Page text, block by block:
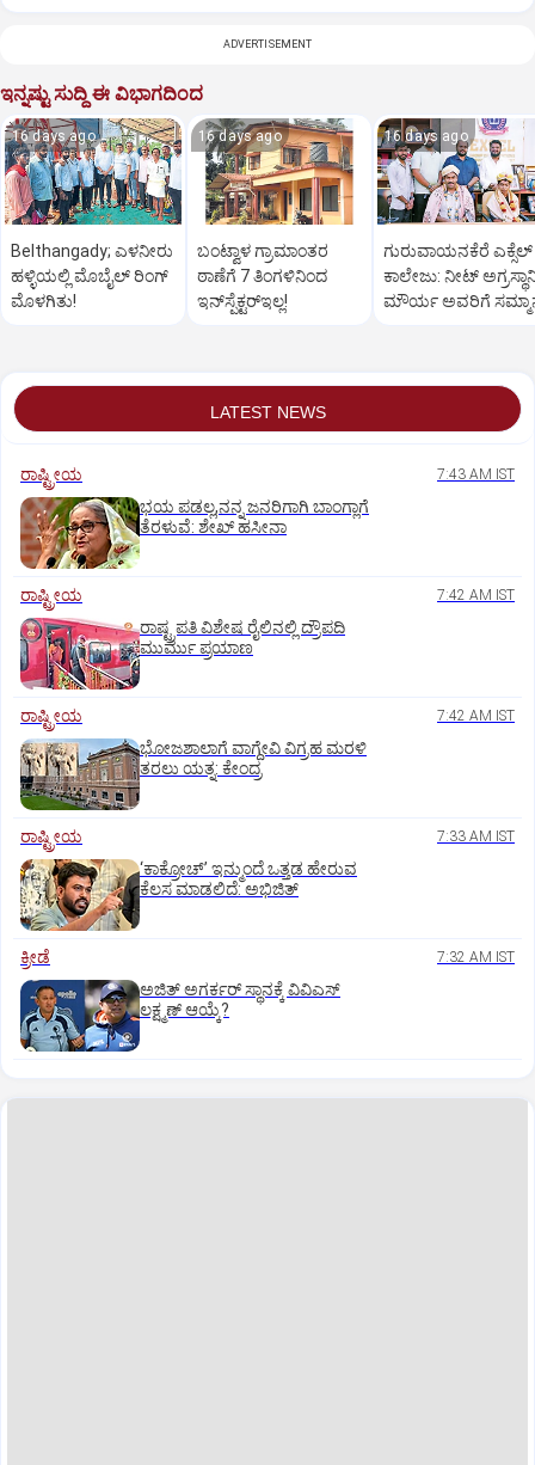
ADVERTISEMENT
ಇನ್ನಷ್ಟು ಸುದ್ದಿ ಈ ವಿಭಾಗದಿಂದ
16 days ago
Belthangady; ಎಳನೀರು
ಹಳ್ಳಿಯಲ್ಲಿ ಮೊಬೈಲ್‌ ರಿಂಗ್‌
ಮೊಳಗಿತು!
16 days ago
ಬಂಟ್ವಾಳ ಗ್ರಾಮಾಂತರ
ಠಾಣೆಗೆ 7 ತಿಂಗಳಿನಿಂದ
ಇನ್‌ಸ್ಪೆಕ್ಟರ್‌ಇಲ್ಲ!
16 days ago
ಗುರುವಾಯನಕೆರೆ ಎಕ್ಸೆಲ್‌
ಕಾಲೇಜು: ನೀಟ್‌
ಮೌರ್ಯ ಅವರಿಗೆ
LATEST NEWS
ರಾಷ್ಟ್ರೀಯ 7:43 AM IST
ಭಯ ಪಡಲ್ಲ,ನನ್ನ ಜನರಿಗಾಗಿ ಬಾಂಗ್ಲಾಗೆ
ತೆರಳುವೆ: ಶೇಖ್‌ ಹಸೀನಾ
ರಾಷ್ಟ್ರೀಯ 7:42 AM IST
ರಾಷ್ಟ್ರಪತಿ ವಿಶೇಷ ರೈಲಿನಲ್ಲಿ ದ್ರೌಪದಿ
ಮುರ್ಮು ಪ್ರಯಾಣ
ರಾಷ್ಟ್ರೀಯ 7:42 AM IST
ಭೋಜಶಾಲಾಗೆ ವಾಗ್ದೇವಿ ವಿಗ್ರಹ ಮರಳಿ
ತರಲು ಯತ್ನ: ಕೇಂದ್ರ
ರಾಷ್ಟ್ರೀಯ 7:33 AM IST
‘ಕಾಕ್ರೋಚ್’ ಇನ್ಮುಂದೆ ಒತ್ತಡ ಹೇರುವ
ಕೆಲಸ ಮಾಡಲಿದೆ: ಅಭಿಜಿತ್
ಕ್ರೀಡೆ 7:32 AM IST
ಅಜಿತ್‌ ಅಗರ್ಕರ್‌ ಸ್ಥಾನಕ್ಕೆ ವಿವಿಎಸ್‌
ಲಕ್ಷ್ಮಣ್‌ ಆಯ್ಕೆ?